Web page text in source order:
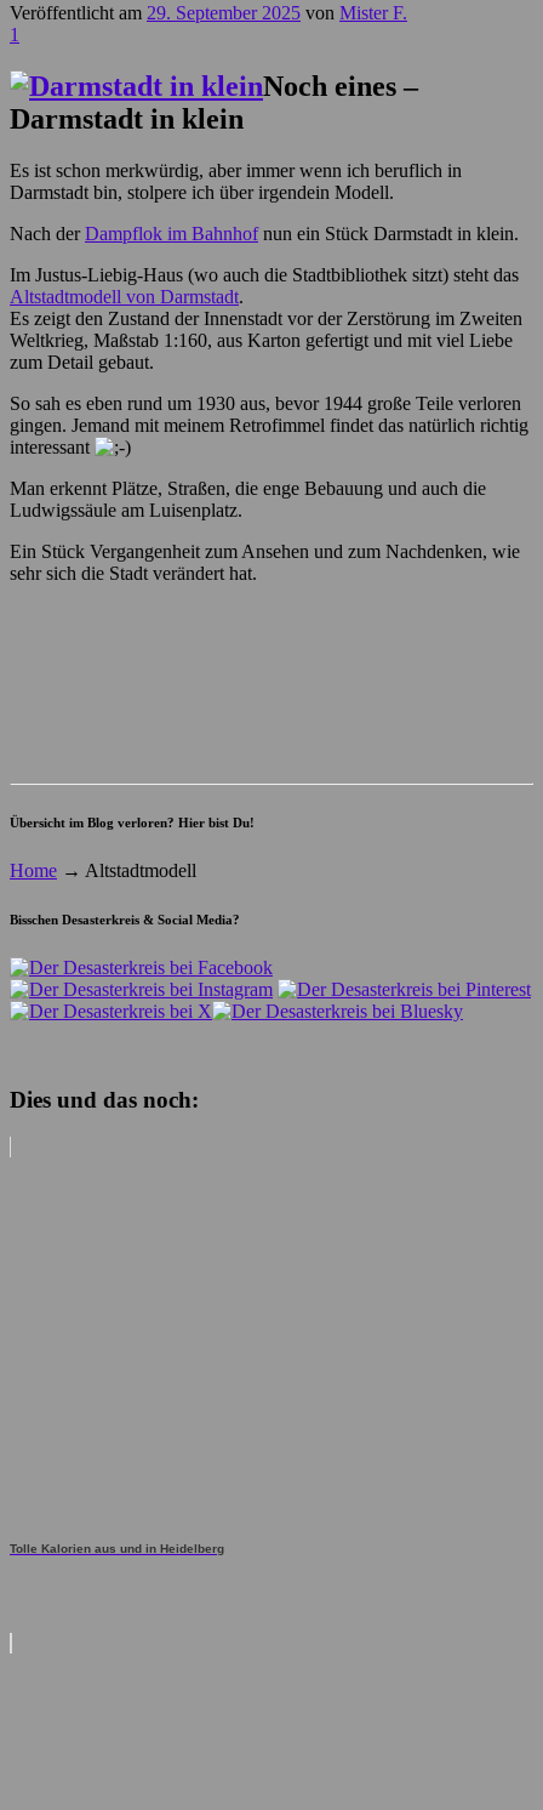
Veröffentlicht am 29. September 2025 von Mister F.
1
Noch eines –
Darmstadt in klein
Es ist schon merkwürdig, aber immer wenn ich beruflich in
Darmstadt bin, stolpere ich über irgendein Modell.
Nach derDampflok im Bahnhofnun ein Stück Darmstadt in klein.
Im Justus-Liebig-Haus (wo auch die Stadtbibliothek sitzt) steht das
Altstadtmodell von Darmstadt.
Es zeigt den Zustand der Innenstadt vor der Zerstörung im Zweiten
Weltkrieg, Maßstab 1:160, aus Karton gefertigt und mit viel Liebe
zum Detail gebaut.
So sah es eben rund um 1930 aus, bevor 1944 große Teile verloren
gingen. Jemand mit meinem Retrofimmel findet das natürlich richtig
interessant
Man erkennt Plätze, Straßen, die enge Bebauung und auch die
Ludwigssäule am Luisenplatz.
Ein Stück Vergangenheit zum Ansehen und zum Nachdenken, wie
sehr sich die Stadt verändert hat.
Übersicht im Blog verloren? Hier bist Du!
Home → Altstadtmodell
Bisschen Desasterkreis & Social Media?
Dies und das noch:
Tolle Kalorien aus und in Heidelberg